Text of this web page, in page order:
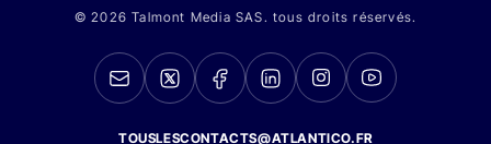
© 2026 Talmont Media SAS. tous droits réservés.
TOUSLESCONTACTS@ATLANTICO.FR